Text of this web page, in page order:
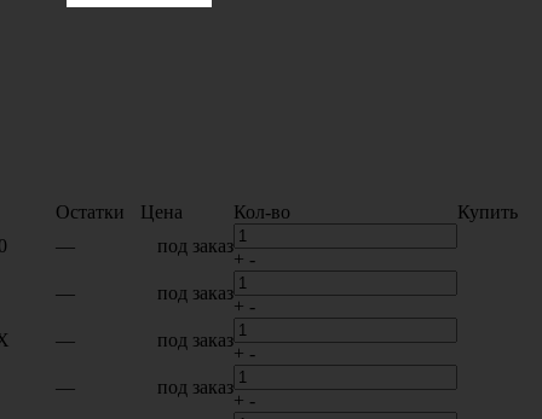
Остатки Цена Кол-во
Купить
— под заказ
+ -
— под заказ
+ -
— под заказ
+ -
— под заказ
+ -